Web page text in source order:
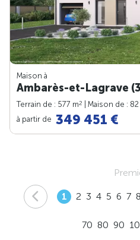
Maison à
Ambarès-et-Lagrave
Terrain de : 577 m2 | Maison de : 82
à partir de 349 451 €
1 2 3 4 5 6 7 8
70 80 90